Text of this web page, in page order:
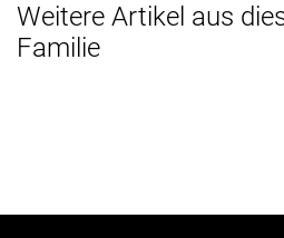
Weitere Artikel aus
Familie